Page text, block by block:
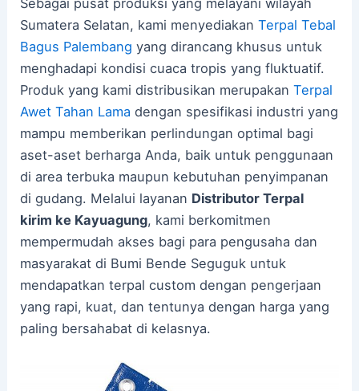
Sumatera Selatan, kami menyediakanTerpal Tebal
Bagus Palembang yang dirancang khusus untuk
menghadapi kondisi cuaca tropis yang fluktuatif.
Produk yang kami distribusikan merupakanTerpal
Awet Tahan Lama dengan spesifikasi industri yang
mampu memberikan perlindungan optimal bagi
aset-aset berharga Anda, baik untuk penggunaan
di area terbuka maupun kebutuhan penyimpanan
di gudang. Melalui layanan Distributor Terpal
kirim ke Kayuagung, kami berkomitmen
mempermudah akses bagi para pengusaha dan
masyarakat di Bumi Bende Seguguk untuk
mendapatkan terpal custom dengan pengerjaan
yang rapi, kuat, dan tentunya dengan harga yang
paling bersahabat di kelasnya.